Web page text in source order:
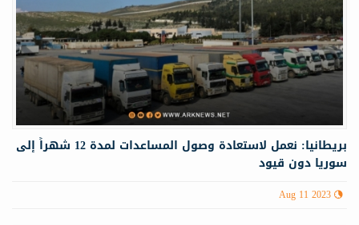
بريطانيا: نعمل لاستعادة وصول المساعدات لمدة 12 شهراً إلى
سوريا دون قيود
Aug 11 2023